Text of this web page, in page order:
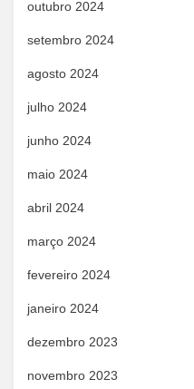
outubro 2024
setembro 2024
agosto 2024
julho 2024
junho 2024
maio 2024
abril 2024
março 2024
fevereiro 2024
janeiro 2024
dezembro 2023
novembro 2023